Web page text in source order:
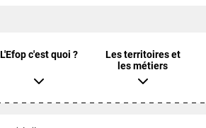
L'Efop c'est quoi ?
Les territoires et
les métiers